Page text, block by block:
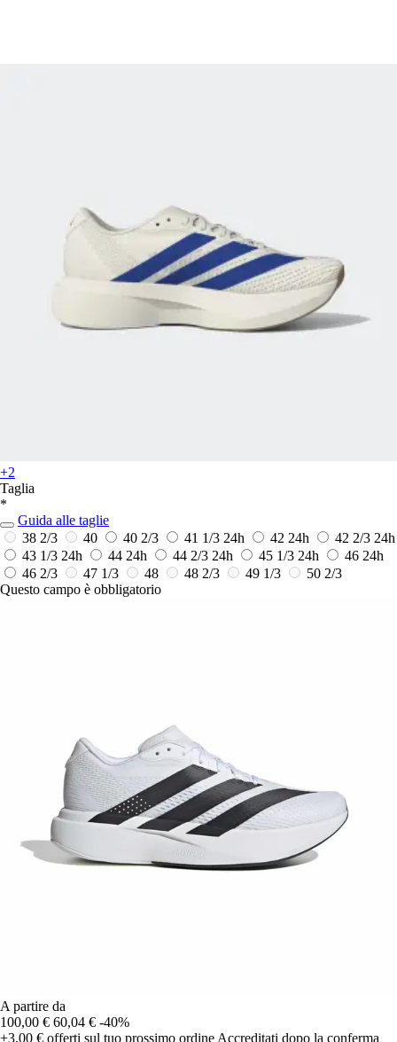
+2
Taglia
*
Guida alle taglie
38 2/3
40 40 2/3 41 1/3 24h 42 24h 42 2/3 24h
43 1/3 24h 44 24h 44 2/3 24h 45 1/3 24h 46 24h
46 2/3
47 1/3 48 48 2/3 49 1/3
50 2/3
Questo campo è obbligatorio
A partire da
100,00 € 60,04 € -40%
+3,00 € offerti sul tuo prossimo ordine Accreditati dopo la conferma